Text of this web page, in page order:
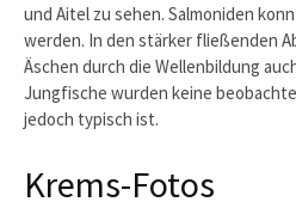
und Aitel zu sehen. Salmoniden
werden. In den stärker fließenden
Äschen durch die Wellenbildung
Jungfische wurden keine
jedoch typisch ist.
Krems-Fotos